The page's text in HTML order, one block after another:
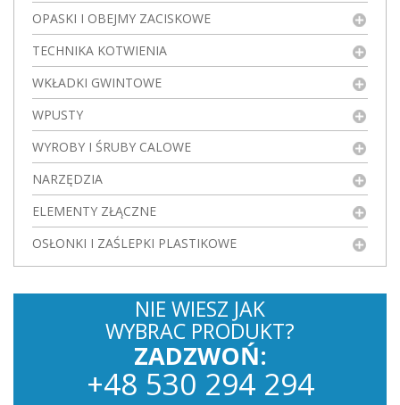
OPASKI I OBEJMY ZACISKOWE
TECHNIKA KOTWIENIA
WKŁADKI GWINTOWE
WPUSTY
WYROBY I ŚRUBY CALOWE
NARZĘDZIA
ELEMENTY ZŁĄCZNE
OSŁONKI I ZAŚLEPKI PLASTIKOWE
NIE WIESZ JAK
WYBRAC PRODUKT?
ZADZWOŃ:
+48 530 294 294